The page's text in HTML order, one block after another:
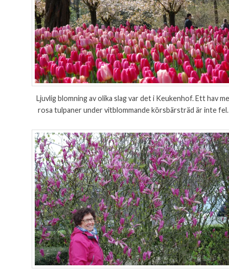
Ljuvlig blomning av olika slag var det i Keukenhof. Ett hav
rosa tulpaner under vitblommande körsbärsträd är inte